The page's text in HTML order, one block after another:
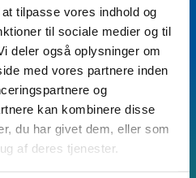
tilpasse vores indhold og
til sociale medier og til
deler også oplysninger om
med vores partnere inden
og
kan kombinere disse
du har givet dem, eller som
af deres tjenester.
mere?
navn og dine
samt eventuel kort
kontakter vi dig.